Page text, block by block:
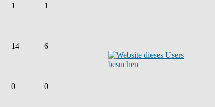
1 1
14 6
0 0